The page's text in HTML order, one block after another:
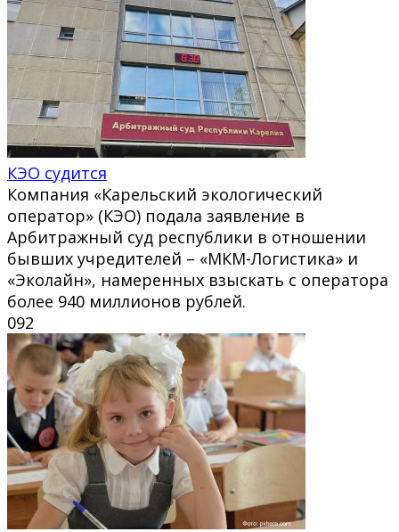
КЭО судится
Компания «Карельский экологический
оператор» (КЭО) подала заявление в
Арбитражный суд республики в отношении
бывших учредителей – «МКМ-Логистика» и
«Эколайн», намеренных взыскать с оператора
более 940 миллионов рублей.
092